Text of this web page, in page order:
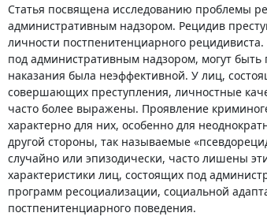
Статья посвящена исследованию проблемы
административным надзором. Рецидив
личности постпенитенциарного
под административным надзором, могут
наказания была неэффективной. У лиц,
совершающих преступления, личностные
часто более выражены. Проявление
характерно для них, особенно для
другой стороны, так называемые
случайно или эпизодически, часто лишены
характеристики лиц, состоящих под
программ ресоциализации, социальной
постпенитенциарного поведения.